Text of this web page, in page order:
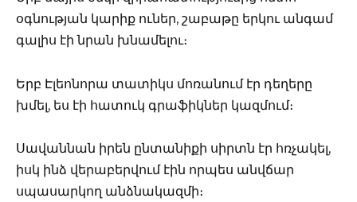
օգնության կարիք ուներ, շաբաթը երկու անգամ
գալիս էի նրան խնամելու։
Երբ Էլեոնորա տատիկս մոռանում էր դեղերը
խմել, ես էի հատուկ գրաֆիկներ կազմում։
Սավաննան իրեն ընտանիքի սիրտն էր հռչակել,
իսկ ինձ վերաբերվում էին որպես անվճար
սպասարկող անձնակազմի։